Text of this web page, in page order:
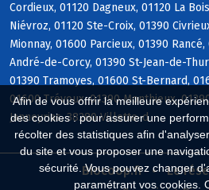
Afin de vous offrir la meilleure
des cookies : pour assurer une
récolter des statistiques afin
du site et vous proposer une
sécurité. Vous pouvez changer
paramétrant vos cookies.
Cordieux, 01120 Dagneux, 01120 La
Niévroz, 01120 Ste-Croix, 01390
Mionnay, 01600 Parcieux, 01390
André-de-Corcy, 01390 St-Jean-de-
01390 Tramoyes, 01600 St-Bernard,
01600 Trévoux, 01390 Monthieux,
Janneyrias, 38280 Villette-d
Biocoop.fr
Le